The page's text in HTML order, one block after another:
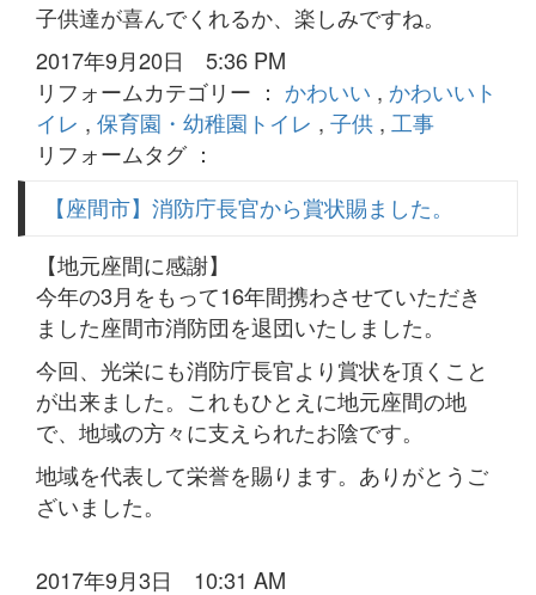
子供達が喜んでくれるか、楽しみですね。
2017年9月20日 5:36 PM
リフォームカテゴリー ： かわいい , かわいいト
イレ , 保育園・幼稚園トイレ , 子供 , 工事
リフォームタグ ：
【座間市】消防庁長官から賞状賜ました。
【地元座間に感謝】
今年の3月をもって16年間携わさせていただき
ました座間市消防団を退団いたしました。
今回、光栄にも消防庁長官より賞状を頂くこと
が出来ました。これもひとえに地元座間の地
で、地域の方々に支えられたお陰です。
地域を代表して栄誉を賜ります。ありがとうご
ざいました。
2017年9月3日 10:31 AM